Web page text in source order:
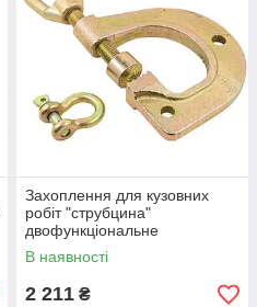
Захоплення для кузовних
робіт "струбцина"
двофункціональне
В наявності
2 211 ₴